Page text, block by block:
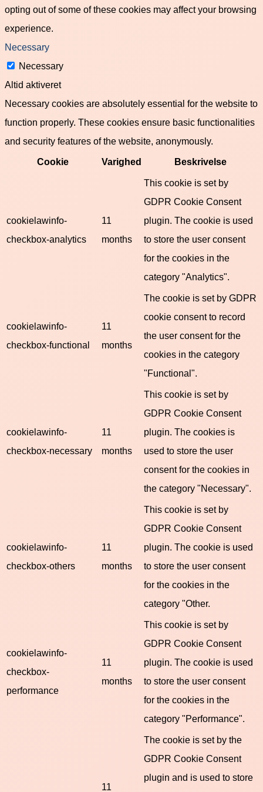
opting out of some of these cookies may affect your browsing
experience.
Necessary
Necessary
Altid aktiveret
Necessary cookies are absolutely essential for the website to
function properly. These cookies ensure basic functionalities
and security features of the website, anonymously.
Cookie
Varighed Beskrivelse
cookielawinfo-
checkbox-analytics
11
months
This cookie is set by
GDPR Cookie Consent
plugin. The cookie is used
to store the user consent
for the cookies in the
category "Analytics".
cookielawinfo-
checkbox-functional
11
months
The cookie is set by GDPR
cookie consent to record
the user consent for the
cookies in the category
"Functional".
cookielawinfo-
checkbox-necessary
11
months
This cookie is set by
GDPR Cookie Consent
plugin. The cookies is
used to store the user
consent for the cookies in
the category "Necessary".
cookielawinfo-
checkbox-others
11
months
This cookie is set by
GDPR Cookie Consent
plugin. The cookie is used
to store the user consent
for the cookies in the
category "Other.
cookielawinfo-
checkbox-
performance
11
months
This cookie is set by
GDPR Cookie Consent
plugin. The cookie is used
to store the user consent
for the cookies in the
category "Performance".
11
The cookie is set by the
GDPR Cookie Consent
plugin and is used to store